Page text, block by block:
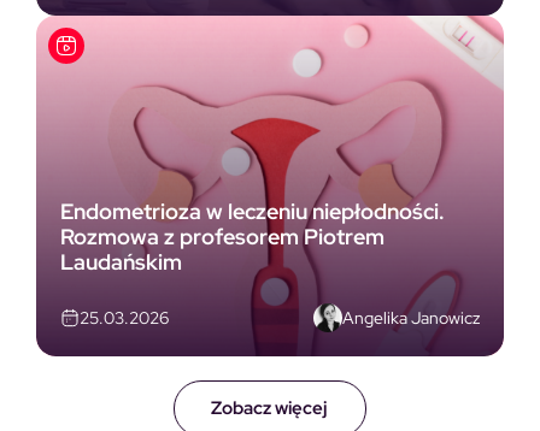
Zobacz więcej
Endometrioza w leczeniu niepłodności.
Rozmowa z profesorem Piotrem
Laudańskim
25.03.2026 Angelika Janowicz